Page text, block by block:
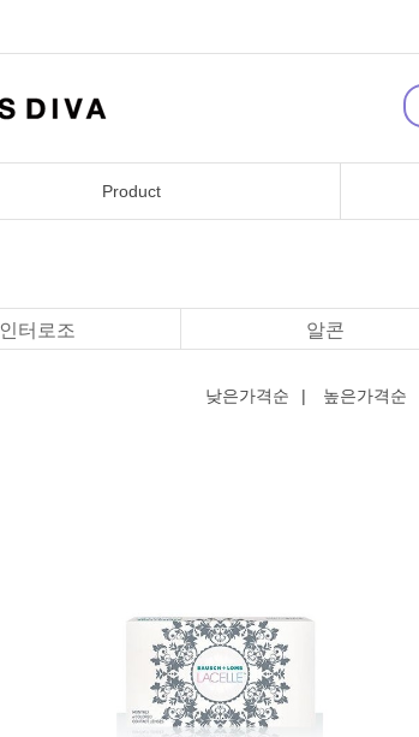
Product
인터로조 알콘
낮은가격순 | 높은가격순